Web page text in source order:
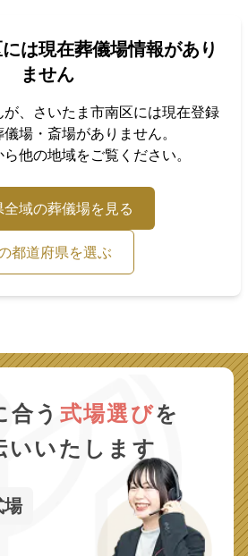
には現在葬儀場情報があり
ません
、 さいたま市南区には現在登録
場・斎場がありません。
他の地域をご覧ください。
全域の葬儀場を見る
都道府県を選ぶ
合う 式場選びを
いいたします
場